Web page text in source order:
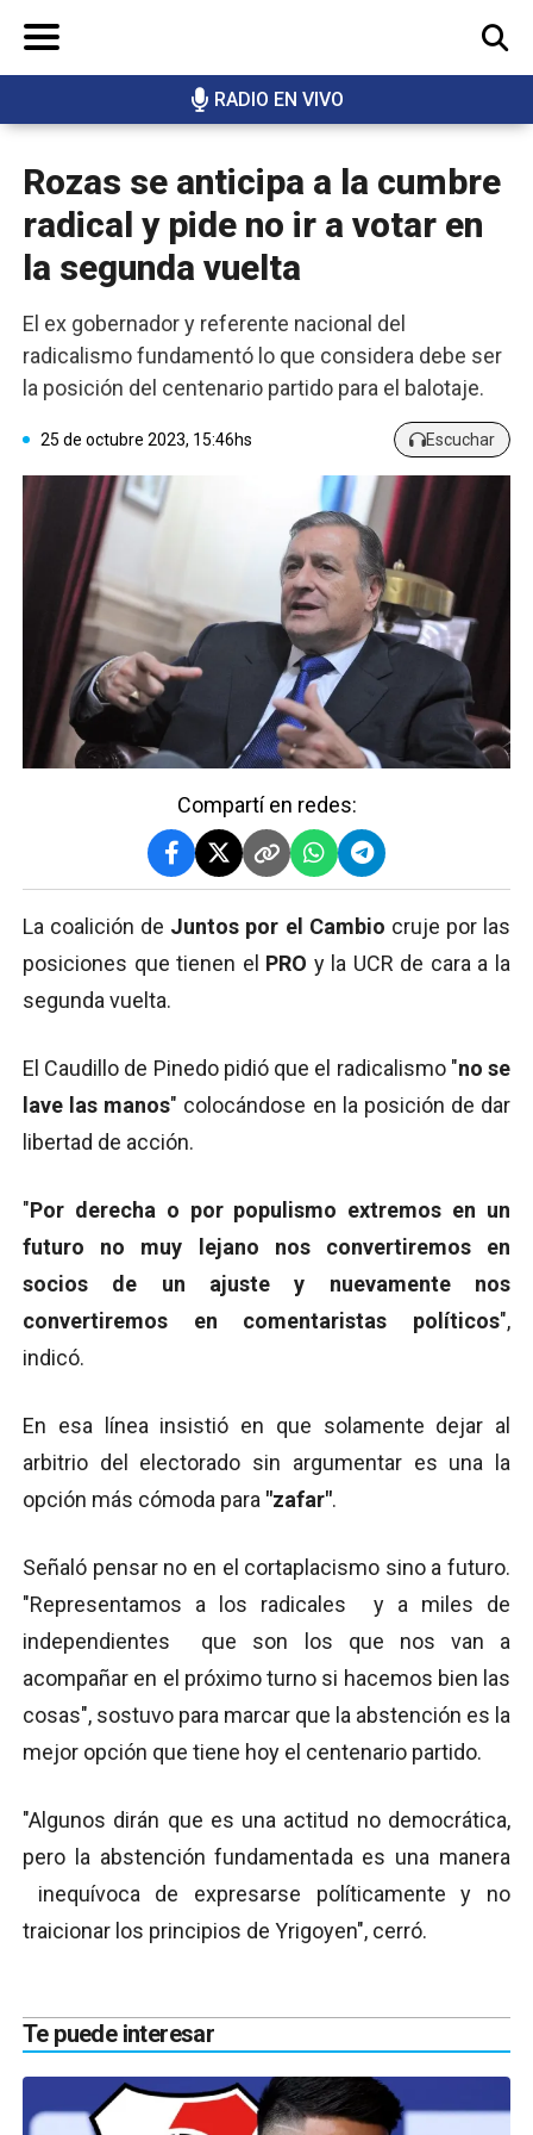
RADIO EN VIVO
BUSCAR
Rozas se anticipa a la cumbre
radical y pide no ir a votar en
la segunda vuelta
El ex gobernador y referente nacional del
radicalismo fundamentó lo que considera debe ser
la posición del centenario partido para el balotaje.
25 de octubre 2023, 15:46hs Escuchar
Compartí en redes:
La coalición de Juntos por el Cambio cruje por las
posiciones que tienen el PRO y la UCR de cara a la
segunda vuelta.
El Caudillo de Pinedo pidió que el radicalismo "no se
lave las manos" colocándose en la posición de dar
libertad de acción.
"Por derecha o por populismo extremos en un
futuro no muy lejano nos convertiremos en
socios de un ajuste y nuevamente nos
convertiremos en comentaristas políticos",
indicó.
En esa línea insistió en que solamente dejar al
arbitrio del electorado sin argumentar es una la
opción más cómoda para "zafar".
Señaló pensar no en el cortaplacismo sino a futuro.
"Representamos a los radicales y a miles de
independientes que son los que nos van a
acompañar en el próximo turno si hacemos bien las
cosas", sostuvo para marcar que la abstención es la
mejor opción que tiene hoy el centenario partido.
"Algunos dirán que es una actitud no democrática,
pero la abstención fundamentada es una manera
inequívoca de expresarse políticamente y no
traicionar los principios de Yrigoyen", cerró.
Te puede interesar